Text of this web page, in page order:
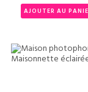
AJOUTER AU